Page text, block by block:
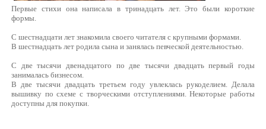
Первые стихи она написала в тринадцать лет. Это были короткие
формы.
С шестнадцати лет знакомила своего читателя с крупными формами.
В шестнадцать лет родила сына и занялась певческой деятельностью.
С две тысячи двенадцатого по две тысячи двадцать первый годы
занималась бизнесом.
В две тысячи двадцать третьем году увлеклась рукоделием. Делала
вышивку по схеме с творческими отступлениями. Некоторые работы
доступны для покупки.